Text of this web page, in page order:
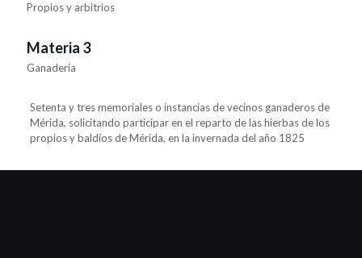
Propios y arbitrios
Materia 3
Ganadería
Setenta y tres memoriales o instancias de vecinos ganaderos de
Mérida, solicitando participar en el reparto de las hierbas de los
propios y baldíos de Mérida, en la invernada del año 1825